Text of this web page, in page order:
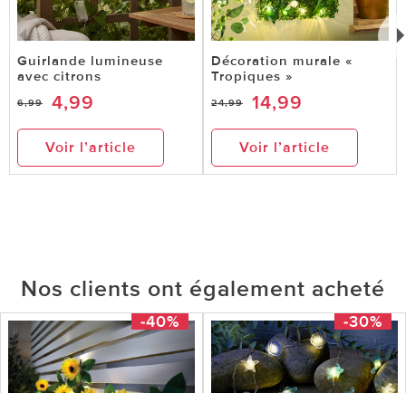
Guirlande lumineuse
avec citrons
6,99 4,99
Voir l’article
Décoration murale «
Tropiques »
24,99 14,99
Voir l’article
Nos clients ont également acheté
-40% -30%